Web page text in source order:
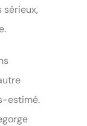
sérieux,
estimé.